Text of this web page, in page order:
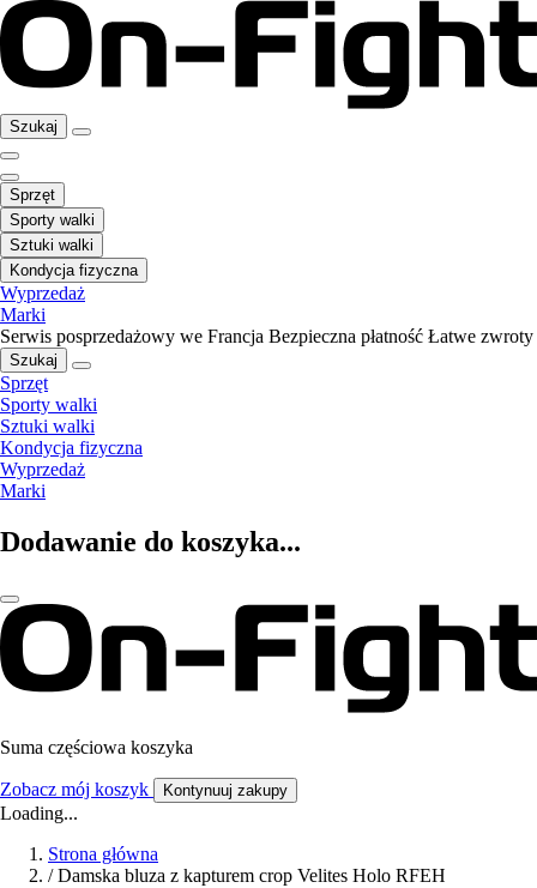
Szukaj
Sprzęt
Sporty walki
Sztuki walki
Kondycja fizyczna
Wyprzedaż
Marki
Serwis posprzedażowy we Francja Bezpieczna płatność Łatwe zwroty
Szukaj
Sprzęt
Sporty walki
Sztuki walki
Kondycja fizyczna
Wyprzedaż
Marki
Dodawanie do koszyka...
Suma częściowa koszyka
Zobacz mój koszyk Kontynuuj zakupy
Loading...
Strona główna
/ Damska bluza z kapturem crop Velites Holo RFEH